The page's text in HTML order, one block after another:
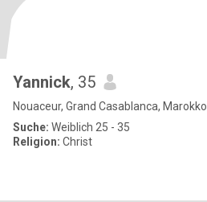
Yannick, 35
Nouaceur, Grand Casablanca, Marokko
Suche: Weiblich 25 - 35
Religion: Christ